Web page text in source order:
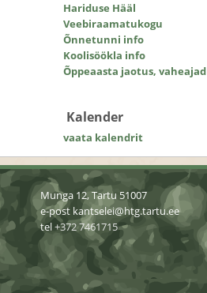
Hariduse Hääl
Veebiraamatukogu
Õnnetunni info
Koolisöökla info
Õppeaasta jaotus, vaheajad
Kalender
vaata kalendrit
Munga 12, Tartu 51007
e-post kantselei@htg.tartu.ee
tel+372 7461715